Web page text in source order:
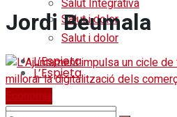
Salut i dolor
L’Espieta
Salut Integrativa
Salut i dolor
L’Espieta
Jordi Beumala
Economia